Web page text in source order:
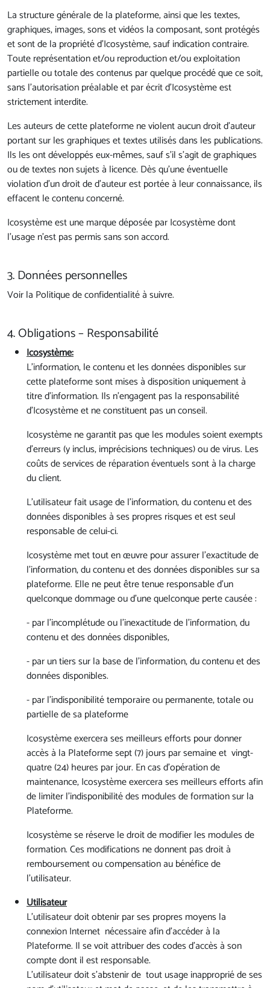
La structure générale de la plateforme, ainsi que les textes,
graphiques, images, sons et vidéos la composant, sont protégés
et sont de la propriété d’Icosystème, sauf indication contraire.
Toute représentation et/ou reproduction et/ou exploitation
partielle ou totale des contenus par quelque procédé que ce soit,
sans l'autorisation préalable et par écrit d’Icosystème est
strictement interdite.
Les auteurs de cette plateforme ne violent aucun droit d’auteur
portant sur les graphiques et textes utilisés dans les publications.
Ils les ont développés eux-mêmes, sauf s’il s’agit de graphiques
ou de textes non sujets à licence. Dès qu’une éventuelle
violation d’un droit de d’auteur est portée à leur connaissance, ils
effacent le contenu concerné.
Icosystème est une marque déposée par Icosystème dont
l'usage n'est pas permis sans son accord.
3. Données personnelles
Voir la Politique de confidentialité à suivre.
4. Obligations – Responsabilité
Icosystème:
L’information, le contenu et les données disponibles sur
cette plateforme sont mises à disposition uniquement à
titre d’information. Ils n’engagent pas la responsabilité
d’Icosystème et ne constituent pas un conseil.
Icosystème ne garantit pas que les modules soient exempts
d’erreurs (y inclus, imprécisions techniques) ou de virus. Les
coûts de services de réparation éventuels sont à la charge
du client.
L’utilisateur fait usage de l’information, du contenu et des
données disponibles à ses propres risques et est seul
responsable de celui-ci.
Icosystème met tout en œuvre pour assurer l’exactitude de
l’information, du contenu et des données disponibles sur sa
plateforme. Elle ne peut être tenue responsable d’un
quelconque dommage ou d’une quelconque perte causée :
- par l’incomplétude ou l’inexactitude de l’information, du
contenu et des données disponibles,
- par un tiers sur la base de l’information, du contenu et des
données disponibles.
- par l’indisponibilité temporaire ou permanente, totale ou
partielle de sa plateforme
Icosystème exercera ses meilleurs efforts pour donner
accès à la Plateforme sept (7) jours par semaine et vingt-
quatre (24) heures par jour. En cas d’opération de
maintenance, Icosystème exercera ses meilleurs efforts afin
de limiter l’indisponibilité des modules de formation sur la
Plateforme.
Icosystème se réserve le droit de modifier les modules de
formation. Ces modifications ne donnent pas droit à
remboursement ou compensation au bénéfice de
l'utilisateur.
Utilisateur
L'utilisateur doit obtenir par ses propres moyens la
connexion Internet nécessaire afin d’accéder à la
Plateforme. Il se voit attribuer des codes d'accès à son
compte dont il est responsable.
L'utilisateur doit s’abstenir de tout usage inapproprié de ses